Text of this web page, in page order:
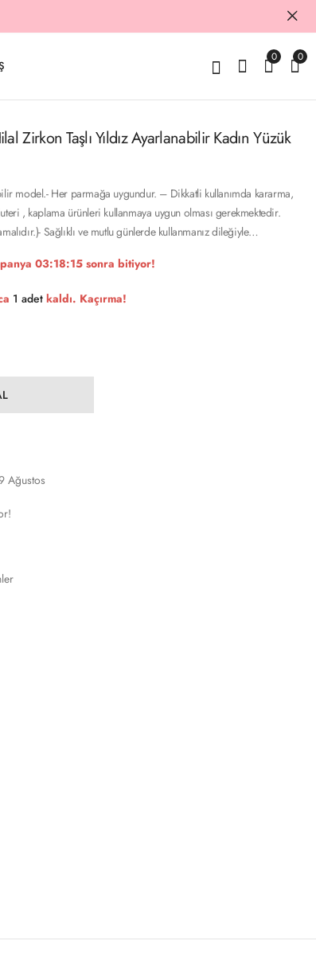
0 0
Zirkon Taşlı Yıldız Ayarlanabilir Kadın Yüzük
model.- Her parmağa uygundur. – Dikkatli kullanımda kararma,
, kaplama ürünleri kullanmaya uygun olması gerekmektedir.
Sağlıklı ve mutlu günlerde kullanmanız dileğiyle…
03:18:14 sonra bitiyor!
1 adet kaldı. Kaçırma!
Ağustos